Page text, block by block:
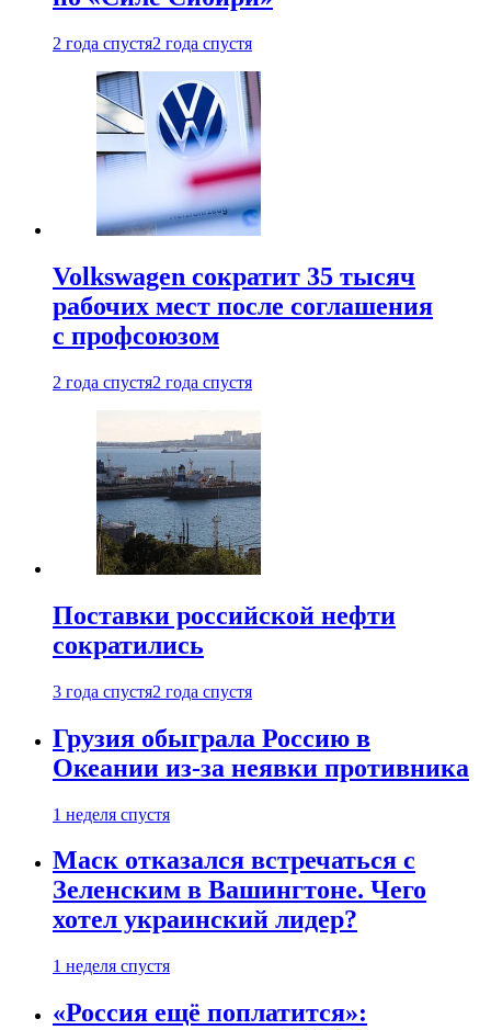
2 года спустя2 года спустя
Volkswagen сократит 35 тысяч
рабочих мест после соглашения
с профсоюзом
2 года спустя2 года спустя
Поставки российской нефти
сократились
3 года спустя2 года спустя
Грузия обыграла Россию в
Океании из-за неявки противника
1 неделя спустя
Маск отказался встречаться с
Зеленским в Вашингтоне. Чего
хотел украинский лидер?
1 неделя спустя
«Россия ещё поплатится»: